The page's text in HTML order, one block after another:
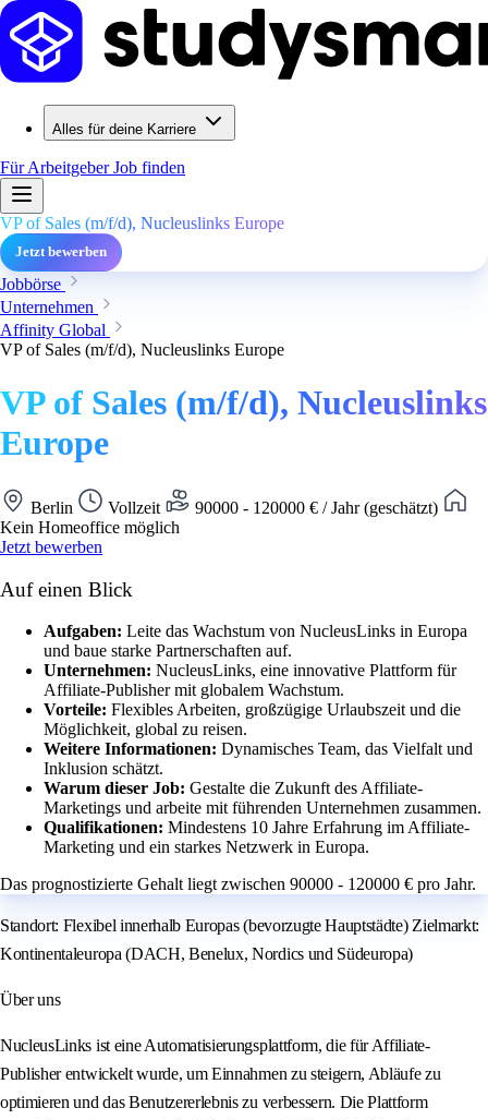
Alles für deine Karriere
Für ArbeitgeberJob finden
VP of Sales (m/f/d), Nucleuslinks Europe
Jetzt bewerben
Jobbörse
Unternehmen
Affinity Global
VP of Sales (m/f/d), Nucleuslinks Europe
VP of Sales (m/f/d), Nucleuslinks
Europe
Berlin Vollzeit
90000 - 120000 € / Jahr (geschätzt)
Kein Homeoffice möglich
Jetzt bewerben
Auf einen Blick
Aufgaben: Leite das Wachstum von NucleusLinks in Europa
und baue starke Partnerschaften auf.
Unternehmen: NucleusLinks, eine innovative Plattform für
Affiliate-Publisher mit globalem Wachstum.
Vorteile: Flexibles Arbeiten, großzügige Urlaubszeit und die
Möglichkeit, global zu reisen.
Weitere Informationen: Dynamisches Team, das Vielfalt und
Inklusion schätzt.
Warum dieser Job: Gestalte die Zukunft des Affiliate-
Marketings und arbeite mit führenden Unternehmen zusammen.
Qualifikationen: Mindestens 10 Jahre Erfahrung im Affiliate-
Marketing und ein starkes Netzwerk in Europa.
Das prognostizierte Gehalt liegt zwischen 90000 - 120000 € pro Jahr.
Standort: Flexibel innerhalb Europas (bevorzugte Hauptstädte) Zielmarkt:
Kontinentaleuropa (DACH, Benelux, Nordics und Südeuropa)
Über uns
NucleusLinks ist eine Automatisierungsplattform, die für Affiliate-
Publisher entwickelt wurde, um Einnahmen zu steigern, Abläufe zu
optimieren und das Benutzererlebnis zu verbessern. Die Plattform